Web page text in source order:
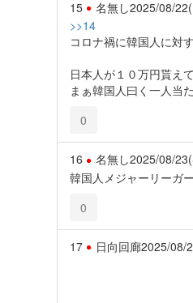
15 名無し2025/08/
>>14
コロナ禍に韓国人に対
日本人が１０万円貰え
まぁ韓国人曰く一人当
0
16 名無し2025/08/
韓国人メジャーリーガ
0
17 日向回廊2025/08/